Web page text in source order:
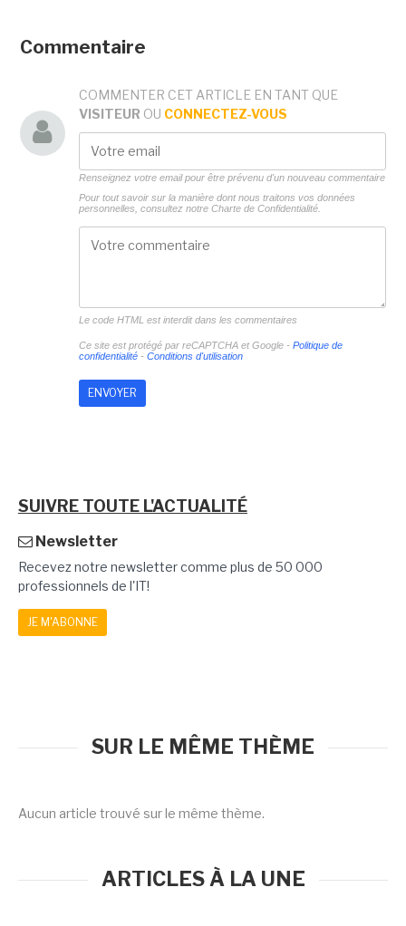
Commentaire
COMMENTER CET ARTICLE EN TANT QUE
VISITEUR OU CONNECTEZ-VOUS
Renseignez votre email pour être prévenu d'un nouveau commentaire
Pour tout savoir sur la manière dont nous traitons vos données
personnelles, consultez notre Charte de Confidentialité.
Le code HTML est interdit dans les commentaires
Ce site est protégé par reCAPTCHA et Google - Politique de
confidentialité- Conditions d'utilisation
SUIVRE TOUTE L'ACTUALITÉ
Newsletter
Recevez notre newsletter comme plus de 50 000
professionnels de l'IT!
JE M'ABONNE
SUR LE MÊME THÈME
Aucun article trouvé sur le même thème.
ARTICLES À LA UNE